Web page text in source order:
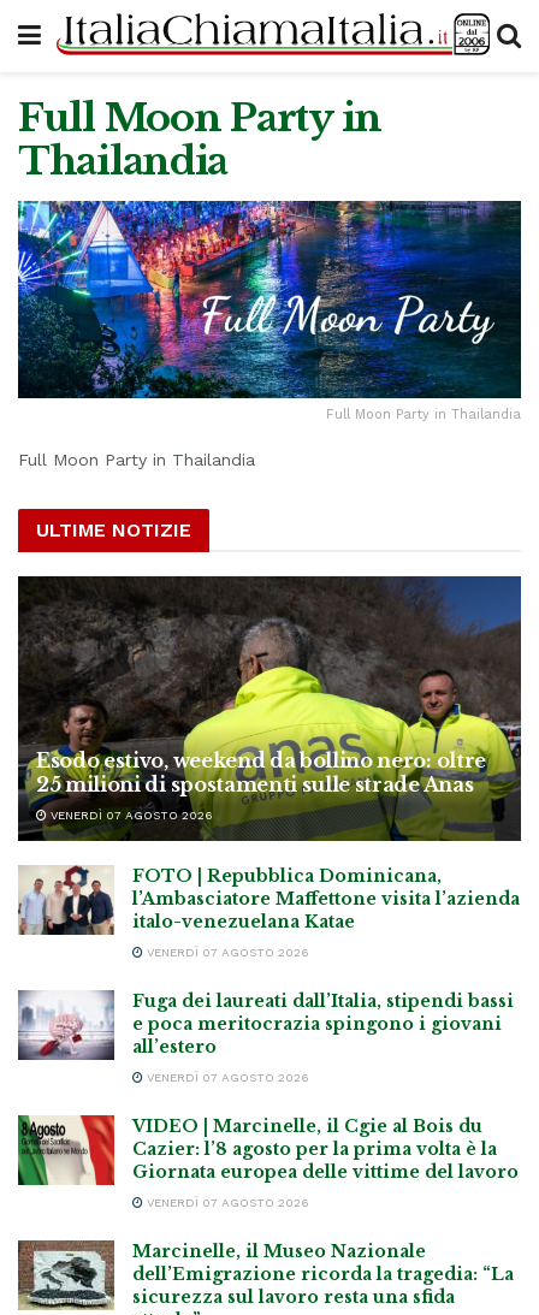
Full Moon Party in
Thailandia
Full Moon Party in Thailandia
Full Moon Party in Thailandia
ULTIME NOTIZIE
Esodo estivo, weekend da bollino nero: oltre
25 milioni di spostamenti sulle strade Anas
VENERDÌ 07 AGOSTO 2026
FOTO | Repubblica Dominicana,
l’Ambasciatore Maffettone visita l’azienda
italo-venezuelana Katae
VENERDÌ 07 AGOSTO 2026
Fuga dei laureati dall’Italia, stipendi bassi
e poca meritocrazia spingono i giovani
all’estero
VENERDÌ 07 AGOSTO 2026
VIDEO | Marcinelle, il Cgie al Bois du
Cazier: l’8 agosto per la prima volta è la
Giornata europea delle vittime del lavoro
VENERDÌ 07 AGOSTO 2026
Marcinelle, il Museo Nazionale
dell’Emigrazione ricorda la tragedia: “La
sicurezza sul lavoro resta una sfida